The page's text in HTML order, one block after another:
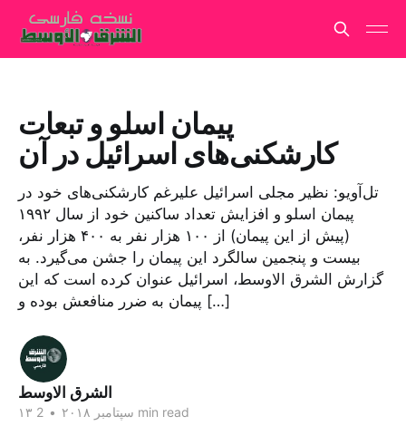
پیمان اسلو و تبعات
کارشکنی‌های اسرائیل در آن
تل‌آویو: نظیر مجلی اسرائیل علیرغم کارشکنی‌های خود در
پیمان اسلو و افزایش تعداد ساکنین خود از سال ۱۹۹۲
(پیش از این پیمان) از ۱۰۰ هزار نفر به ۴۰۰ هزار نفر،
بیست و پنجمین سالگرد این پیمان را جشن می‌گیرد. به
گزارش الشرق الاوسط، اسرائیل عنوان کرده است که این
پیمان به ضرر منافعش بوده و […]
الشرق الاوسط
۱۳ سپتامبر ۲۰۱۸ • 2 min read